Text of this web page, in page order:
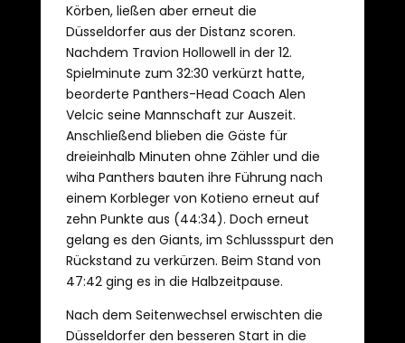
Körben, ließen aber erneut die
Düsseldorfer aus der Distanz scoren.
Nachdem Travion Hollowell in der 12.
Spielminute zum 32:30 verkürzt hatte,
beorderte Panthers-Head Coach Alen
Velcic seine Mannschaft zur Auszeit.
Anschließend blieben die Gäste für
dreieinhalb Minuten ohne Zähler und die
wiha Panthers bauten ihre Führung nach
einem Korbleger von Kotieno erneut auf
zehn Punkte aus (44:34). Doch erneut
gelang es den Giants, im Schlussspurt den
Rückstand zu verkürzen. Beim Stand von
47:42 ging es in die Halbzeitpause.
Nach dem Seitenwechsel erwischten die
Düsseldorfer den besseren Start in die